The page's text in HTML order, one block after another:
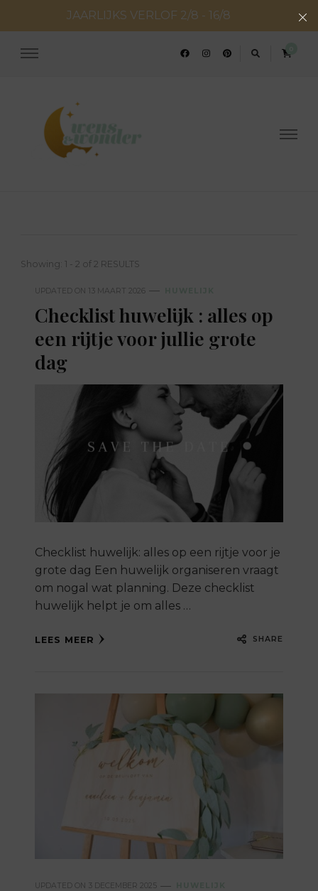
JAARLIJKS VERLOF 2/8 - 16/8
Geboorte- & huwelijksconcepten
Showing: 1 - 2 of 2 RESULTS
UPDATED ON 13 MAART 2026
Checklist huwelijk : alles op
een rijtje voor jullie grote
dag
Checklist huwelijk: alles op een rijtje voor je
grote dag Een huwelijk organiseren vraagt
om nogal wat planning. Deze checklist
huwelijk helpt je om alles …
LEES MEER SHARE
UPDATED ON 3 DECEMBER 2025